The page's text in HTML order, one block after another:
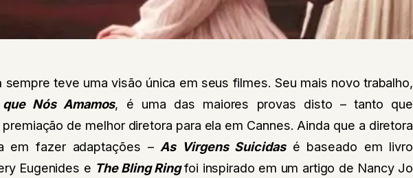
sempre teve uma visão única em seus filmes. Seu mais novo trabalho,
Nós Amamos, é uma das maiores provas disto –tanto que
de melhor diretora para ela em Cannes. Ainda que a diretora
em fazer adaptações –As Virgens Suicidasé baseado em livro
Eugenides e The Bling Ringfoi inspirado em um artigo de Nancy Jo